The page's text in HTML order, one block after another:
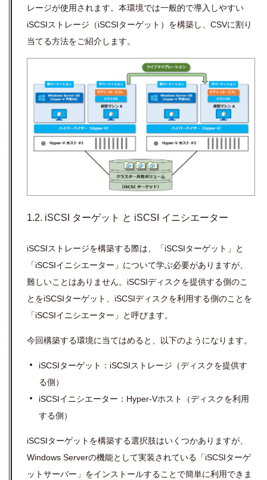
レージが使用されます。本環境では一般的で導入しやすい
iSCSIストレージ（iSCSIターゲット）を構築し、CSVに割り
当てる方法をご紹介します。
1.2. iSCSI ターゲット と iSCSI イニシエーター
iSCSIストレージを構築する際は、「iSCSIターゲット」と
「iSCSIイニシエーター」について学ぶ必要がありますが、
難しいことはありません。iSCSIディスクを提供する側のこ
とをiSCSIターゲット、iSCSIディスクを利用する側のことを
「iSCSIイニシエーター」と呼びます。
今回構築する環境に当てはめると、以下のようになります。
iSCSIターゲット：iSCSIストレージ（ディスクを提供す
る側）
iSCSIイニシエーター：Hyper-Vホスト（ディスクを利用
する側）
iSCSIターゲットを構築する選択肢はいくつかありますが、
Windows Serverの機能として実装されている「iSCSIターゲ
ットサーバー」をインストールすることで簡単に利用できま